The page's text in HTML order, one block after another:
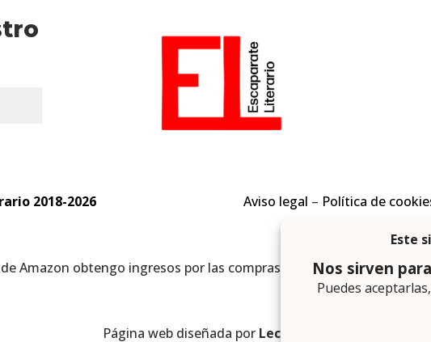
2018-2026 Aviso legal – Política de
Amazon obtengo ingresos por las compras adscritas que cumplen
Página web diseñada por Lector Cero